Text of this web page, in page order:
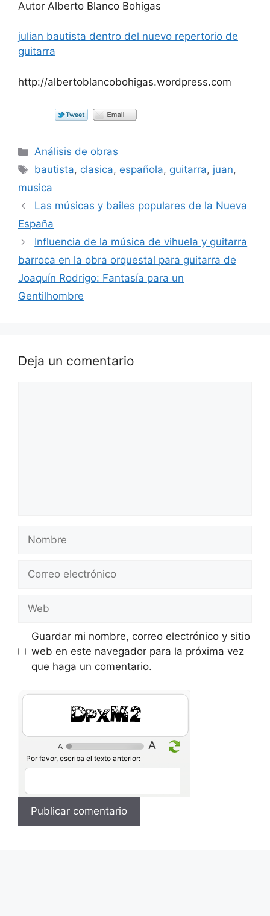
Autor Alberto Blanco Bohigas
julian bautista dentro del nuevo repertorio de
guitarra
http://albertoblancobohigas.wordpress.com
Categorías
Análisis de obras
Etiquetas
bautista, clasica, española, guitarra, juan,
musica
Las músicas y bailes populares de la Nueva
España
Influencia de la música de vihuela y guitarra
barroca en la obra orquestal para guitarra de
Joaquín Rodrigo: Fantasía para un
Gentilhombre
Deja un comentario
Nombre
Correo
Web
Guardar mi nombre, correo electrónico y sitio
web en este navegador para la próxima vez
que haga un comentario.
zt9pf
Por favor, escriba el texto anterior: